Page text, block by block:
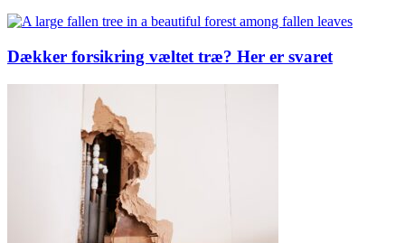
Dækker forsikring væltet træ? Her er svaret